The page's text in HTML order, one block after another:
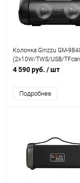
Колонка Ginzzu GM-
(2x10W/TWS/USB/
4 590 руб. / шт
Подробнее